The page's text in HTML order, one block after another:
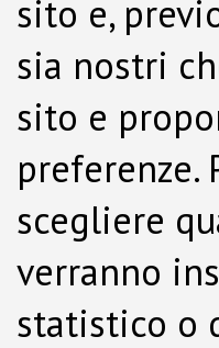
sito e,
sia nostri
sito e
scegliere
verranno
statistico o